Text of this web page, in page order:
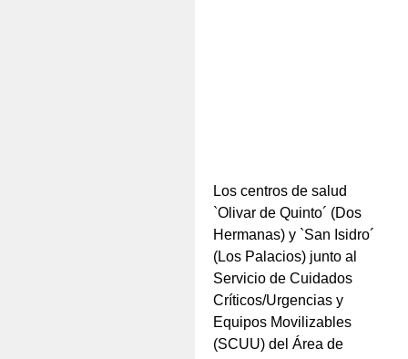
Los centros de salud
`Olivar de Quinto´ (Dos
Hermanas) y `San Isidro´
(Los Palacios) junto al
Servicio de Cuidados
Críticos/Urgencias y
Equipos Movilizables
(SCUU) del Área de